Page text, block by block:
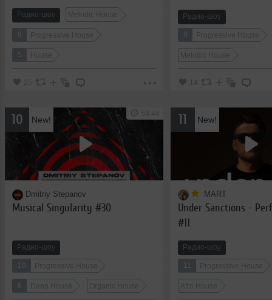
Радио-шоу Melodic House
8 Progressive House
5 House
25
Сваловым (4Mal) и
Киреевым (03.04.2024)
Радио-шоу
9 Progressive House
Melodic House
10 New!
Dmitriy Stepanov
Musical Singularity #30
Радио-шоу
10 Progressive House
6 Deep House Organic House
58:48 11 New!
MART
Under Sanctions -
#11
Радио-шоу
11 Progressive House
Afro House